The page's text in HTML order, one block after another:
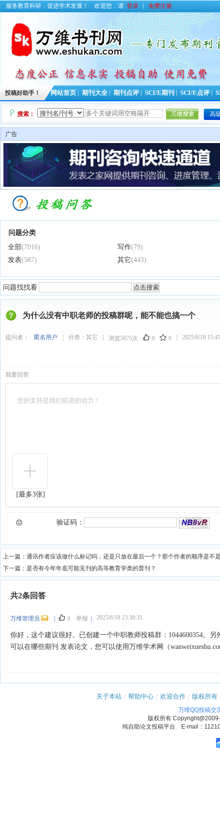
服务教育科研，促进学术发展！ 欢迎您，请 登录 免费注册
投稿好助手！ 网站首页 期刊大全 期刊点评 SCI/E期刊 SCI/E点评
搜索： 高
广告
问题分类
全部(7016) 写作(79)
发表(587) 其它(443)
问题找找看
为什么没有中职老师的投稿群呢，能不能也搞一个
提问者： 匿名用户 分类： 其它 浏览5075次 0 0 2025/6/18
我要回答
[最多3张]
验证码：
上一篇： 通讯作者应该做什么标记吗，还是只放在最后一个？那个作者的顺序是不
下一篇： 是否有今年年底可能见刊的高等教育学类的普刊？
共2条回答
万维管理员 0 举报 2025/6/18 23:30:31
你好，这个建议很好。已创建一个中职教师投稿群：1044600354。
可以在哪些期刊 发表论文，您可以使用万维学术网（
关于本站 | 帮助中心 | 欢迎合作 | 版权所有
万维QQ投稿交
版权所有
纯自助论文投稿平台 E-mail：